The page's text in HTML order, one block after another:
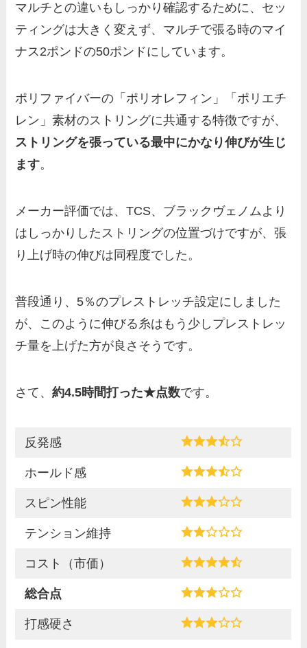
マルチとの違いもしっかり確認するために、セッ
ティングは大きく変えず、マルチで張る時のマイ
ナス2ポンドの50ポンドにしています。
ポリファイバーの「ポリオレフィン」「ポリエチ
レン」素材のストリングに共通する特徴ですが、
ストリングを張っている最中にかなり伸びが生じ
ます。
メーカー評価では、TCS、ブラックヴェノムより
はしっかりしたストリングの位置づけですが、張
り上げ時の伸びは同程度でした。
普段通り、5％のプレストレッチ設定にしました
が、このように伸びる糸はもう少しプレストレッ
チ量を上げた方が良さそうです。
さて、約4.5時間打った★点数です。
反発感
ホールド感
スピン性能
テンション維持
コスト（市価）
総合点
打感硬さ